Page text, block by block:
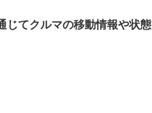
じてクルマの移動情報や状態